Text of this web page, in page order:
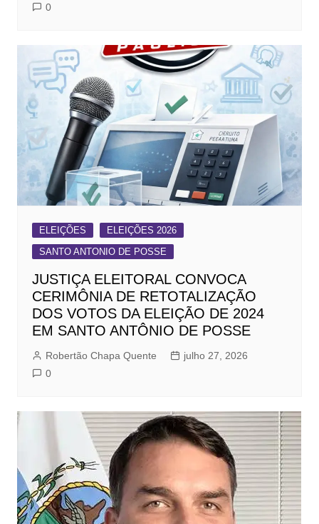
0
ELEIÇÕES
ELEIÇÕES 2026
SANTO ANTONIO DE POSSE
JUSTIÇA ELEITORAL CONVOCA
CERIMÔNIA DE RETOTALIZAÇÃO
DOS VOTOS DA ELEIÇÃO DE 2024
EM SANTO ANTÔNIO DE POSSE
Robertão Chapa Quente
julho 27, 2026
0